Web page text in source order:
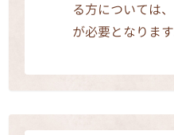
る方については
が必要となります